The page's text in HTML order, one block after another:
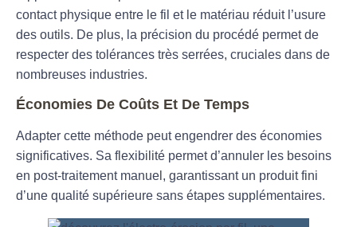
contact physique entre le fil et le matériau réduit l’usure
des outils. De plus, la précision du procédé permet de
respecter des tolérances très serrées, cruciales dans de
nombreuses industries.
Économies De Coûts Et De Temps
Adapter cette méthode peut engendrer des économies
significatives. Sa flexibilité permet d’annuler les besoins
en post-traitement manuel, garantissant un produit fini
d’une qualité supérieure sans étapes supplémentaires.